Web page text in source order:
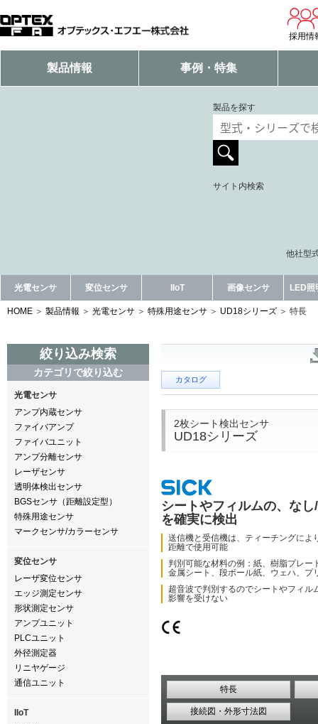
採用情
製品情報 事例・特集
製品を探す
サイト内検索
他社型
光電センサ 変位センサ IIoT 画像センサ LED照
HOME 製品情報 光電センサ 特殊用途センサ UD18シリーズ 特長
絞り込み検索
カテゴリで絞り込む
光電センサ
アンプ内蔵センサ
ファイバアンプ
ファイバユニット
アンプ分離センサ
レーザセンサ
透明体検出センサ
BGSセンサ（距離設定型）
特殊用途センサ
マークセンサ/カラーセンサ
変位センサ
レーザ変位センサ
エッジ測定センサ
形状測定センサ
アンプユニット
PLCユニット
外径測定器
リニヤゲージ
通信ユニット
IIoT
カタログ
2枚シート検出センサ
UD18シリーズ
シートやフィルムの、な
を確実に検出
送信機と受信機は、ティーチングによ
距離で使用可能
判別可能な材料の例：紙、樹脂プレー
金属シート、段ボール紙、ウェハ、プ
超音波で判別するのでシートやフィル
影響を受けない
特長
接続図・外形寸法図